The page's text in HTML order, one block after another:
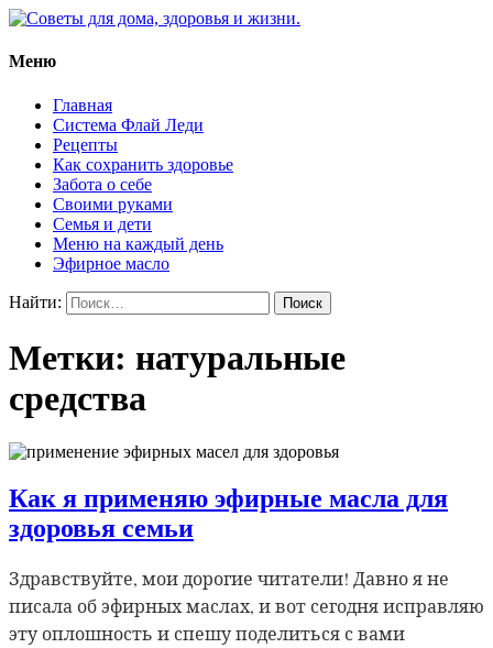
Советы для дома, здоровья и
жизни.
Меню
Главная
Система Флай Леди
Рецепты
Как сохранить здоровье
Забота о себе
Своими руками
Семья и дети
Меню на каждый день
Эфирное масло
Найти:
Метки: натуральные
средства
Как я применяю эфирные масла для
здоровья семьи
Здравствуйте, мои дорогие читатели! Давно я не
писала об эфирных маслах, и вот сегодня исправляю
эту оплошность и спешу поделиться с вами